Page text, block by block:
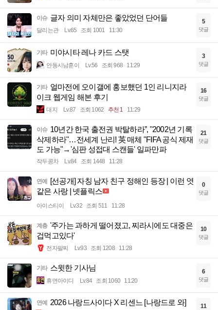
이슈 글자 의미 자체만은 좋았었던 단어들
달리는관 Lv.65 조회 1001 11:30
5
댓글
기타 미야시타 레나 카드 스탯
안동시남훈이 Lv.56 조회 968 11:29
3
댓글
기타 얼마전에 오이갤에 홍보했던 1인 리니지라
이크 웹게임 해본 후기
대지 Lv.87 조회 1062 추천 1 11:29
16
댓글
이슈 10년간 한국 출전권 박탈하라”, "2002년 기록
삭제하라"…전세계 난리! 英 매체 "FIFA 공식 제재
도 가능"→'심판 성접대 스캔들' 일파만파
작두콩차 Lv.84 조회 1448 11:28
21
댓글
연예 [선공개] 자칭 남자 친구 정해인 등장 | 이런 엿
같은 사랑 | 넷플릭스
아이스티이 Lv.32 조회 511 11:28
0
댓글
계층 '주가는 과하게 떨어졌고, 찌라시에도 대중은
겁먹고있다'
전자팔찌 Lv.93 조회 1208 11:28
10
댓글
기타 스윗한 기사님
휴면아이디 Lv.84 조회 1060 11:20
6
댓글
연예 2026 나랑드사이다 X 리센느 [나랑드로 와] 11